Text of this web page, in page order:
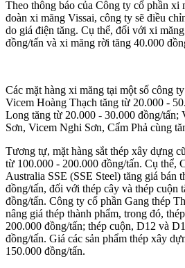
Theo thông báo của Công ty cổ phần xi
đoàn xi măng Vissai, công ty sẽ điều
do giá điện tăng. Cụ thể, đối với xi
đồng/tấn và xi măng rời tăng 40.000
Các mặt hàng xi măng tại một số công
Vicem Hoàng Thạch tăng từ 20.000 -
Long tăng từ 20.000 - 30.000 đồng/
Sơn, Vicem Nghi Sơn, Cẩm Phả cùng
Tương tự, mặt hàng sắt thép xây dựng
từ 100.000 - 200.000 đồng/tấn. Cụ thể,
Australia SSE (SSE Steel) tăng giá bán
đồng/tấn, đối với thép cây và thép cuộn
đồng/tấn. Công ty cổ phần Gang thép
nâng giá thép thành phẩm, trong đó,
200.000 đồng/tấn; thép cuộn, D12 và
đồng/tấn. Giá các sản phẩm thép xây
150.000 đồng/tấn.